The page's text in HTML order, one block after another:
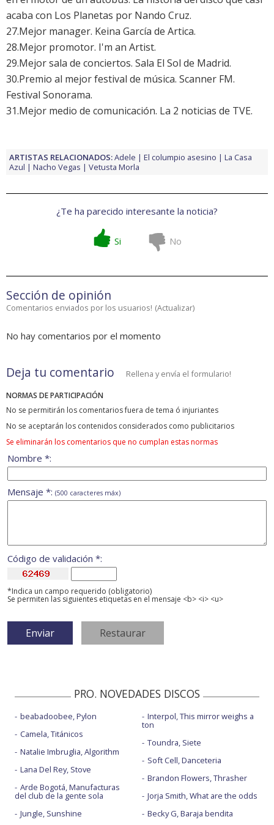
acaba con Los Planetas por Nando Cruz.
27.Mejor manager. Keina García de Artica.
28.Mejor promotor. I'm an Artist.
29.Mejor sala de conciertos. Sala El Sol de Madrid.
30.Premio al mejor festival de música. Scanner FM.
Festival Sonorama.
31.Mejor medio de comunicación. La 2 noticias de TVE.
ARTISTAS RELACIONADOS:Adele El columpio asesino
La Casa
Azul
Nacho Vegas Vetusta Morla
¿Te ha parecido interesante la noticia?
Si No
Sección de opinión
Comentarios enviados por los usuarios! (Actualizar)
No hay comentarios por el momento
Deja tu comentario Rellena y envía el formulario!
NORMAS DE PARTICIPACIÓN
No se permitirán los comentarios fuera de tema ó injuriantes
No se aceptarán los contenidos considerados como publicitarios
Se eliminarán los comentarios que no cumplan estas normas
Nombre *:
Mensaje *: (500 caracteres máx)
Código de validación *:
*Indica un campo requerido (obligatorio)
Se permiten las siguientes etiquetas en el mensaje <b> <i> <u>
PRO. NOVEDADES DISCOS
beabadoobee, Pylon
Camela, Titánicos
Natalie Imbruglia, Algorithm
Lana Del Rey, Stove
Arde Bogotá, Manufacturas
del club de la gente sola
Jungle, Sunshine
Interpol, This mirror weighs a
ton
Toundra, Siete
Soft Cell, Danceteria
Brandon Flowers, Thrasher
Jorja Smith, What are the odds
Becky G, Baraja bendita